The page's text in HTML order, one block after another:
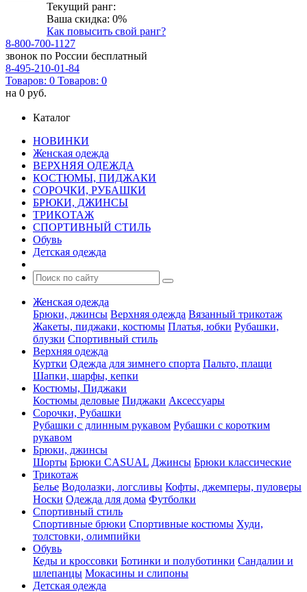
Текущий ранг:
Ваша скидка: 0%
Как повысить свой ранг?
8-800-700-1127
звонок по России бесплатный
8-495-210-01-84
Товаров: 0 Товаров: 0
на 0 руб.
Каталог
НОВИНКИ
Женская одежда
ВЕРХНЯЯ ОДЕЖДА
КОСТЮМЫ, ПИДЖАКИ
СОРОЧКИ, РУБАШКИ
БРЮКИ, ДЖИНСЫ
ТРИКОТАЖ
СПОРТИВНЫЙ СТИЛЬ
Обувь
Детская одежда
Женская одежда
Брюки, джинсы Верхняя одежда Вязанный трикотаж
Жакеты, пиджаки, костюмы Платья, юбки Рубашки,
блузки Спортивный стиль
Верхняя одежда
Куртки Одежда для зимнего спорта Пальто, плащи
Шапки, шарфы, кепки
Костюмы, Пиджаки
Костюмы деловые Пиджаки Аксессуары
Сорочки, Рубашки
Рубашки с длинным рукавом Рубашки с коротким
рукавом
Брюки, джинсы
Шорты Брюки CASUAL Джинсы Брюки классические
Трикотаж
Белье Водолазки, логсливы Кофты, джемперы, пуловеры
Носки Одежда для дома Футболки
Спортивный стиль
Спортивные брюки Спортивные костюмы Худи,
толстовки, олимпийки
Обувь
Кеды и кроссовки Ботинки и полуботинки Сандалии и
шлепанцы Мокасины и слипоны
Детская одежда